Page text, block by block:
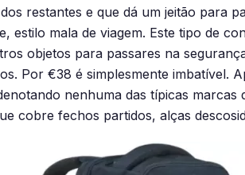
restantes e que dá um jeitão para
mala de viagem. Este tipo de
objetos para passares na
Por €38 é simplesmente imbatível.
nenhuma das típicas marcas
cobre fechos partidos, alças